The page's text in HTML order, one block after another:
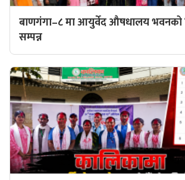
बाणगंगा–८ मा आयुर्वेद औषधालय भवनको
सम्पन्न